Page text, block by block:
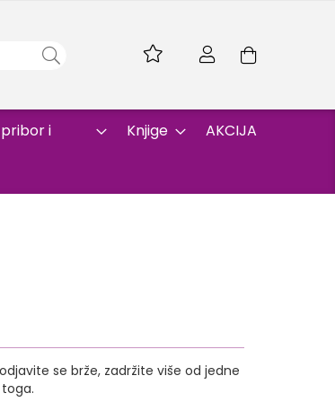
Skip
i Knjige AKCIJA
se brže, zadržite više od jedne